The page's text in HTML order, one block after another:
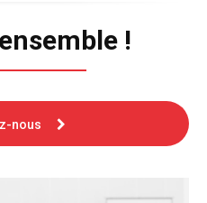
!
nous